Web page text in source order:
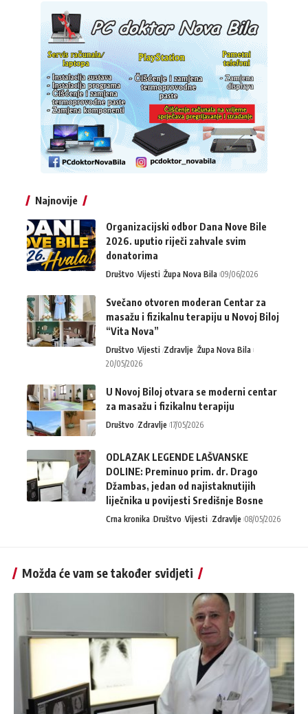
Najnovije
Organizacijski odbor Dana Nove Bile
2026. uputio riječi zahvale svim
donatorima
Društvo Vijesti Župa Nova Bila 09/06/2026
Svečano otvoren moderan Centar za
masažu i fizikalnu terapiju u Novoj Biloj
“Vita Nova”
Društvo Vijesti Zdravlje Župa Nova Bila
20/05/2026
U Novoj Biloj otvara se moderni centar
za masažu i fizikalnu terapiju
Društvo Zdravlje 17/05/2026
ODLAZAK LEGENDE LAŠVANSKE
DOLINE: Preminuo prim. dr. Drago
Džambas, jedan od najistaknutijih
liječnika u povijesti Središnje Bosne
Crna kronika Društvo Vijesti Zdravlje 08/05/2026
Možda će vam se također svidjeti